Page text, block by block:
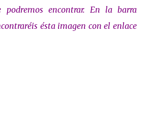
encontrar. En la barra
ésta imagen con el enlace